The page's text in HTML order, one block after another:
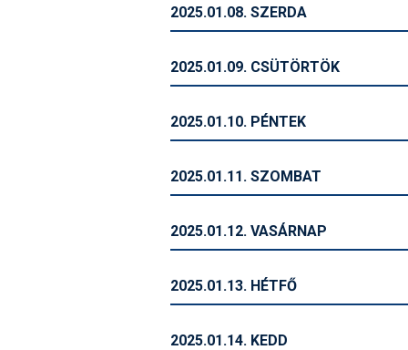
2025.01.08. SZERDA
2025.01.09. CSÜTÖRTÖK
2025.01.10. PÉNTEK
2025.01.11. SZOMBAT
2025.01.12. VASÁRNAP
2025.01.13. HÉTFŐ
2025.01.14. KEDD